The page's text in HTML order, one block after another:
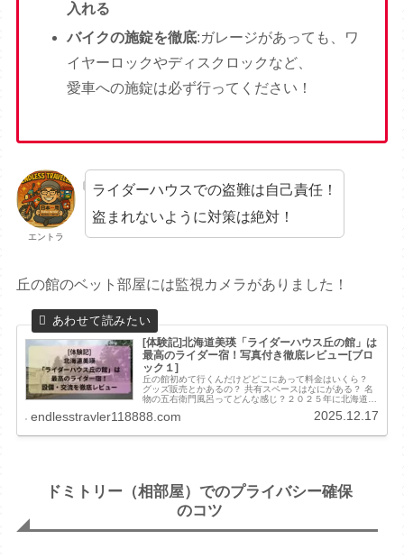
入れる
バイクの施錠を徹底:ガレージがあっても、ワ
イヤーロックやディスクロックなど、
愛車への施錠は必ず行ってください！
エントラ
ライダーハウスでの盗難は自己責任！
盗まれないように対策は絶対！
丘の館のベット部屋には監視カメラがありました！
[体験記]北海道美瑛「ライダーハウス丘の館」は
最高のライダー宿！写真付き徹底レビュー[ブロ
ック１]
丘の館初めて行くんだけどどこにあって料金はいくら？
グッズ販売とかあるの？ 共有スペースはなにがある？ 名
物の五右衛門風呂ってどんな感じ？２０２５年に北海道ス
の館に宿泊してきました！写真付...
endlesstravler118888.com 2025.12.17
ドミトリー（相部屋）でのプライバシー確保
のコツ